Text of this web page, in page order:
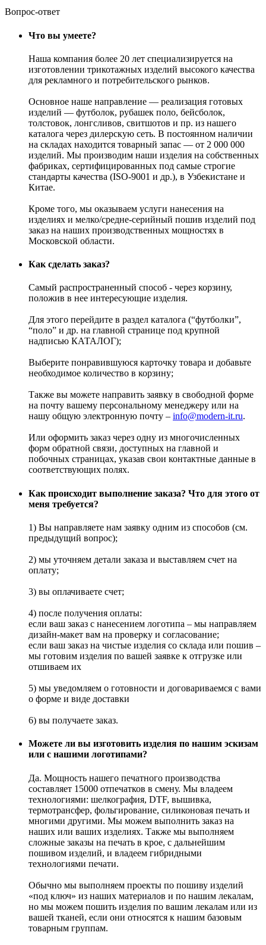
Вопрос-ответ
Что вы умеете?
Наша компания более 20 лет специализируется на
изготовлении трикотажных изделий высокого качества
для рекламного и потребительского рынков.
Основное наше направление — реализация готовых
изделий — футболок, рубашек поло, бейсболок,
толстовок, лонгсливов, свитшотов и пр. из нашего
каталога через дилерскую сеть. В постоянном наличии
на складах находится товарный запас — от 2 000 000
изделий. Мы производим наши изделия на собственных
фабриках, сертифицированных под самые строгие
стандарты качества (ISO-9001 и др.), в Узбекистане и
Китае.
Кроме того, мы оказываем услуги нанесения на
изделиях и мелко/средне-серийный пошив изделий под
заказ на наших производственных мощностях в
Московской области.
Как сделать заказ?
Самый распространенный способ - через корзину,
положив в нее интересующие изделия.
Для этого перейдите в раздел каталога (“футболки”,
“поло” и др. на главной странице под крупной
надписью КАТАЛОГ);
Выберите понравившуюся карточку товара и добавьте
необходимое количество в корзину;
Также вы можете направить заявку в свободной форме
на почту вашему персональному менеджеру или на
нашу общую электронную почту – info@modern-it.ru.
Или оформить заказ через одну из многочисленных
форм обратной связи, доступных на главной и
побочных страницах, указав свои контактные данные в
соответствующих полях.
Как происходит выполнение заказа? Что для этого от
меня требуется?
1) Вы направляете нам заявку одним из способов (см.
предыдущий вопрос);
2) мы уточняем детали заказа и выставляем счет на
оплату;
3) вы оплачиваете счет;
4) после получения оплаты:
если ваш заказ с нанесением логотипа – мы направляем
дизайн-макет вам на проверку и согласование;
если ваш заказ на чистые изделия со склада или пошив –
мы готовим изделия по вашей заявке к отгрузке или
отшиваем их
5) мы уведомляем о готовности и договариваемся с вами
о форме и виде доставки
6) вы получаете заказ.
Можете ли вы изготовить изделия по нашим эскизам
или с нашими логотипами?
Да. Мощность нашего печатного производства
составляет 15000 отпечатков в смену. Мы владеем
технологиями: шелкография, DTF, вышивка,
термотранcфер, фольгирование, силиконовая печать и
многими другими. Мы можем выполнить заказ на
наших или ваших изделиях. Также мы выполняем
сложные заказы на печать в крое, с дальнейшим
пошивом изделий, и владеем гибридными
технологиями печати.
Обычно мы выполняем проекты по пошиву изделий
«под ключ» из наших материалов и по нашим лекалам,
но мы можем пошить изделия по вашим лекалам или из
вашей тканей, если они относятся к нашим базовым
товарным группам.